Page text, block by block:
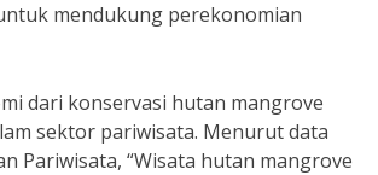
mendukung perekonomian
dari konservasi hutan mangrove
sektor pariwisata. Menurut data
Pariwisata, “Wisata hutan mangrove